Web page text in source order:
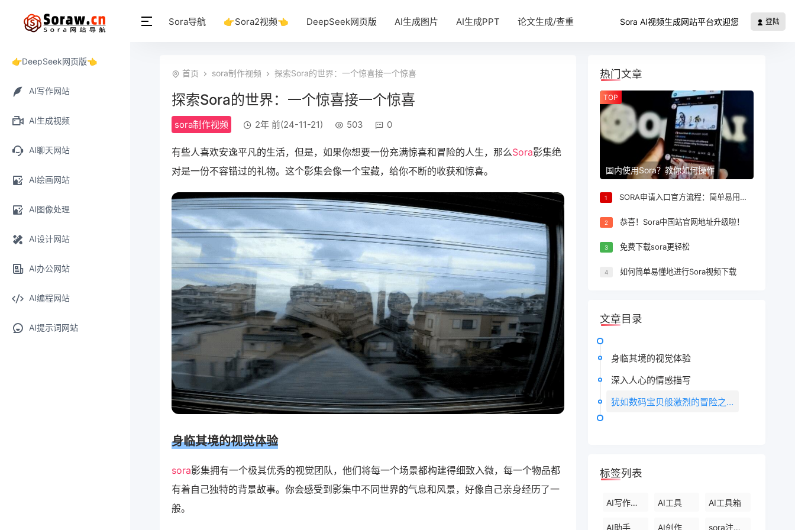
👉DeepSeek网页版👈
AI写作网站
AI生成视频
AI聊天网站
AI绘画网站
AI图像处理
AI设计网站
AI办公网站
AI编程网站
AI提示词网站
Sora导航 👉Sora2视频👈 DeepSeek网页版 AI生成图片 AI生成PPT 论文生成/查重 Sora AI视频生成网站平台欢迎您 登陆
首页 sora制作视频 探索Sora的世界：一个惊喜接一个惊喜
探索Sora的世界：一个惊喜接一个惊喜
sora制作视频 2年 前(24-11-21) 503 0
有些人喜欢安逸平凡的生活，但是，如果你想要一份充满惊喜和冒险的人生，那么Sora影集绝
对是一份不容错过的礼物。这个影集会像一个宝藏，给你不断的收获和惊喜。
身临其境的视觉体验
sora影集拥有一个极其优秀的视觉团队，他们将每一个场景都构建得细致入微，每一个物品都
有着自己独特的背景故事。你会感受到影集中不同世界的气息和风景，好像自己亲身经历了一
般。
热门文章
TOP
国内使用Sora？教你如何操作
1 SORA申请入口官方流程：简单易用，轻松申请
2 恭喜！Sora中国站官网地址升级啦！
3 免费下载sora更轻松
4 如何简单易懂地进行Sora视频下载
文章目录
身临其境的视觉体验
深入人心的情感描写
犹如数码宝贝般激烈的冒险之旅
标签列表
AI写作工具 AI工具 AI工具箱
AI助手 AI创作 sora注册教程最新